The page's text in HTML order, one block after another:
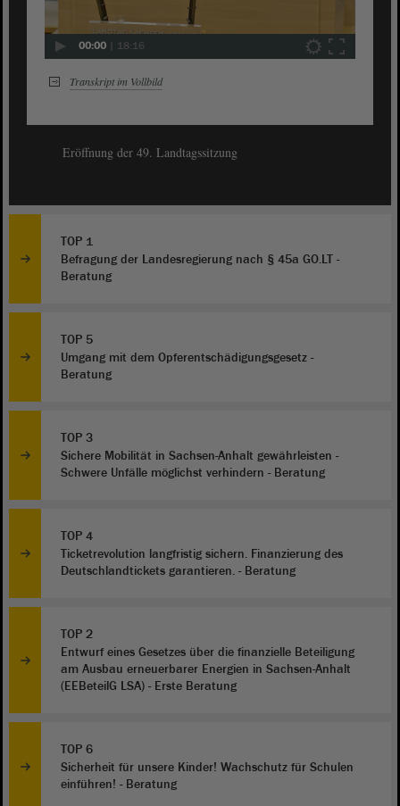
00:00 18:16
Transkript im Vollbild
Eröffnung der 49. Landtagssitzung
TOP 1
Befragung der Landesregierung nach § 45a GO.LT -
Beratung
TOP 5
Umgang mit dem Opferentschädigungsgesetz -
Beratung
TOP 3
Sichere Mobilität in Sachsen-Anhalt gewährleisten -
Schwere Unfälle möglichst verhindern - Beratung
TOP 4
Ticketrevolution langfristig sichern. Finanzierung des
Deutschlandtickets garantieren. - Beratung
TOP 2
Entwurf eines Gesetzes über die finanzielle Beteiligung
am Ausbau erneuerbarer Energien in Sachsen-Anhalt
(EEBeteilG LSA) - Erste Beratung
TOP 6
Sicherheit für unsere Kinder! Wachschutz für Schulen
einführen! - Beratung